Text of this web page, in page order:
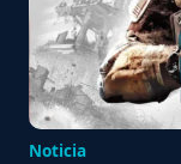
Noticia